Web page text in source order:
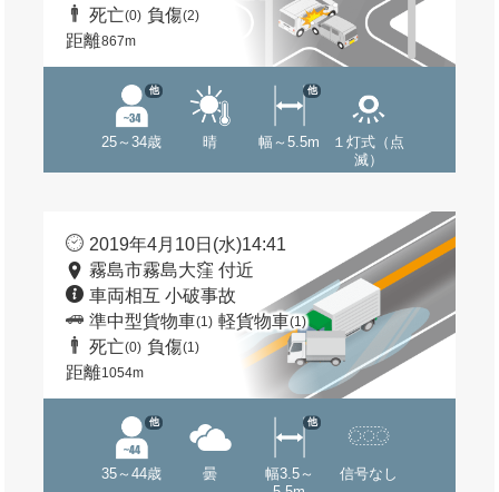
死亡(0) 負傷(2)
距離867m
25～34歳
他
晴 幅～5.5m
他
１灯式（点
滅）
2019年4月10日(水)14:41
霧島市霧島大窪 付近
車両相互 小破事故
準中型貨物車(1) 軽貨物車(1)
死亡(0) 負傷(1)
距離1054m
35～44歳
他
曇
幅3.5～
他
信号なし